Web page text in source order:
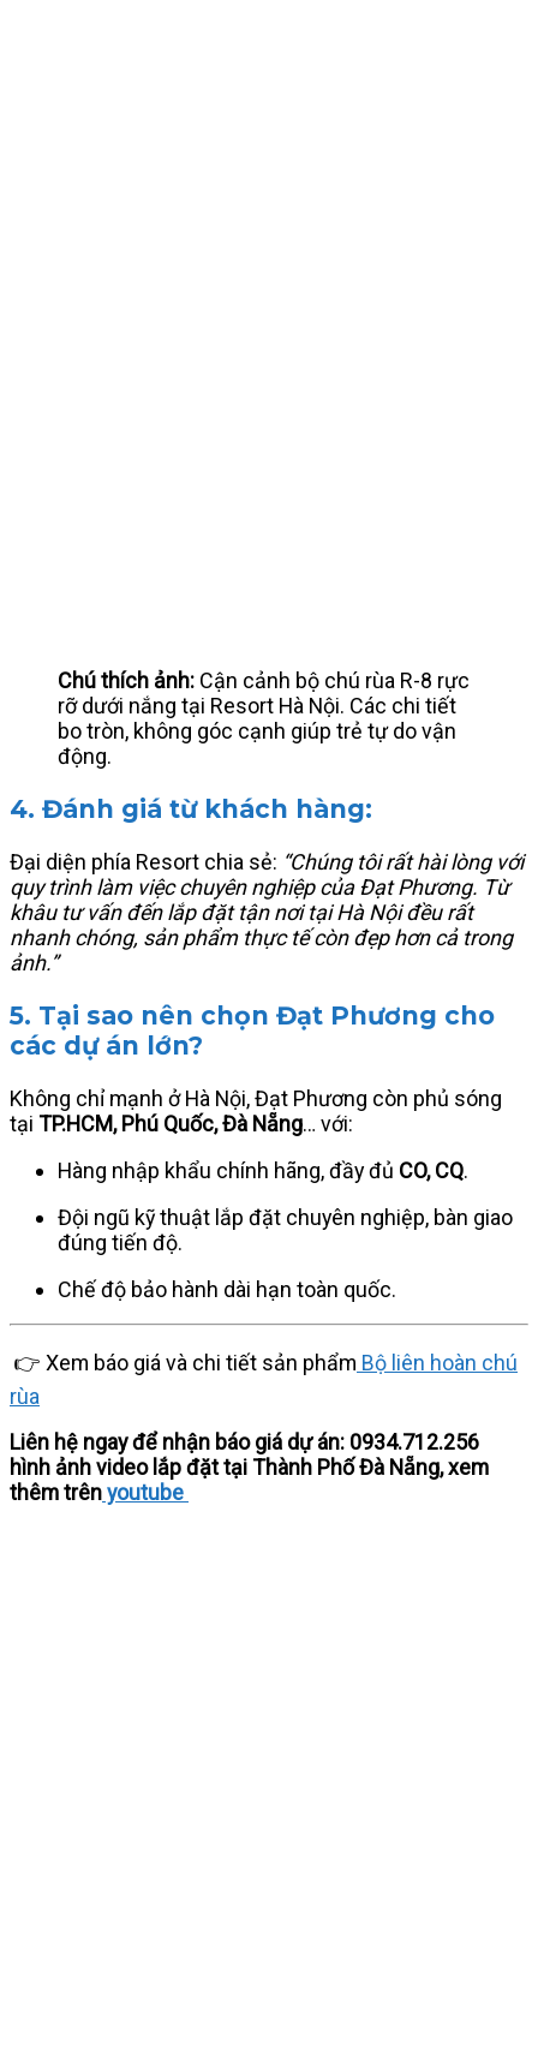
Chú thích ảnh: Cận cảnh bộ chú rùa R-8 rực
rỡ dưới nắng tại Resort Hà Nội. Các chi tiết
bo tròn, không góc cạnh giúp trẻ tự do vận
động.
4. Đánh giá từ khách hàng:
Đại diện phía Resort chia sẻ: “Chúng tôi rất hài lòng với
quy trình làm việc chuyên nghiệp của Đạt Phương. Từ
khâu tư vấn đến lắp đặt tận nơi tại Hà Nội đều rất
nhanh chóng, sản phẩm thực tế còn đẹp hơn cả trong
ảnh.”
5. Tại sao nên chọn Đạt Phương cho
các dự án lớn?
Không chỉ mạnh ở Hà Nội, Đạt Phương còn phủ sóng
tại TP.HCM, Phú Quốc, Đà Nẵng… với:
Hàng nhập khẩu chính hãng, đầy đủ CO, CQ.
Đội ngũ kỹ thuật lắp đặt chuyên nghiệp, bàn giao
đúng tiến độ.
Chế độ bảo hành dài hạn toàn quốc.
👉 Xem báo giá và chi tiết sản phẩm Bộ liên hoàn chú
rùa
Liên hệ ngay để nhận báo giá dự án: 0934.712.256
hình ảnh video lắp đặt tại Thành Phố Đà Nẵng, xem
thêm trênyoutube